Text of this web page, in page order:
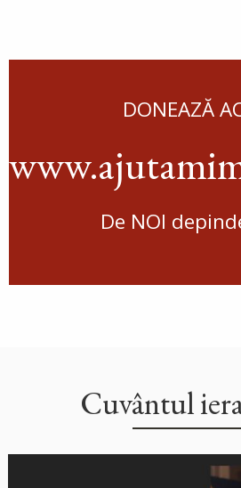
DONEAZĂ
De NOI
Cuvântul